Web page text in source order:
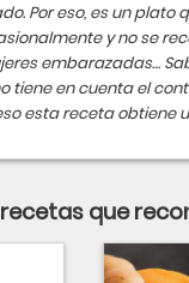
Por eso, es un plato
y no se
embarazadas…
tiene en cuenta el
esta receta obtiene
que